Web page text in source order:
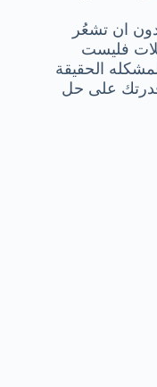
ان تشعُر
فليست
الحقيقة
على حل